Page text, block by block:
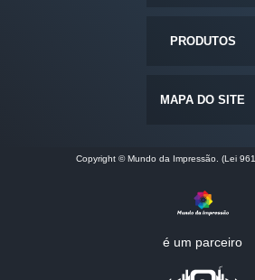
PRODUTOS
MAPA DO SITE
Copyright © Mundo da Impressão. (Lei
é um parceiro